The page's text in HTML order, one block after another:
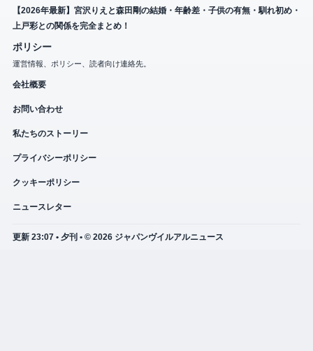
【2026年最新】宮沢りえと森田剛の結婚・年齢差・子供の有無・馴れ初め・
上戸彩との関係を完全まとめ！
ポリシー
運営情報、ポリシー、読者向け連絡先。
会社概要
お問い合わせ
私たちのストーリー
プライバシーポリシー
クッキーポリシー
ニュースレター
更新 23:07 • 夕刊 • © 2026 ジャパンヴイルアルニュース